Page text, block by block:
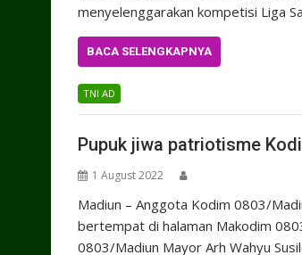
menyelenggarakan kompetisi Liga
BACA SELENGKAPNYA
TNI AD
Pupuk jiwa patriotisme
1 August 2022
Madiun – Anggota Kodim 0803/
bertempat di halaman Makodim
0803/Madiun Mayor Arh Wahyu